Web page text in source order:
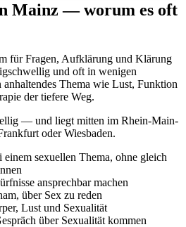
Mainz — worum es oft
für Fragen, Aufklärung und Klärung
und oft in wenigen
anhaltendes Thema wie Lust, Funktion
der tiefere Weg.
— und liegt mitten im Rhein-Main-
oder Wiesbaden.
sexuellen Thema, ohne gleich
ansprechbar machen
über Sex zu reden
Lust und Sexualität
über Sexualität kommen